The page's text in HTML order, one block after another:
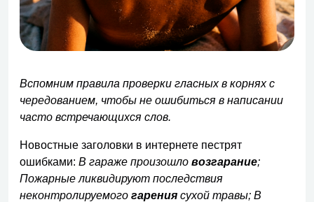
Вспомним правила проверки гласных в корнях с
чередованием, чтобы не ошибиться в написании
часто встречающихся слов.
Новостные заголовки в интернете пестрят
ошибками: В гараже произошло возгарание;
Пожарные ликвидируют последствия
неконтролируемого гарения сухой травы; В